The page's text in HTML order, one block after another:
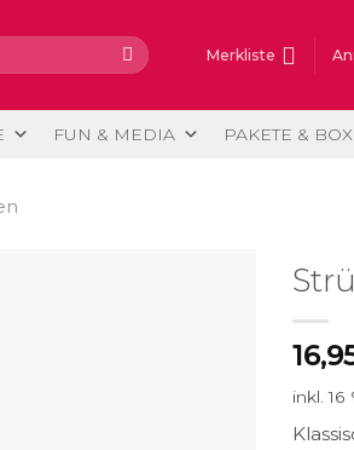
Merkliste
FUN & MEDIA PAKETE &
inkl. 16